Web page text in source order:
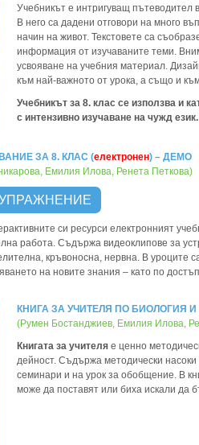
Учебникът е интригуващ пътеводител
В него са дадени отговори на много
начин на живот. Текстовете са
информация от изучаваните теми.
усвояване на учебния материал.
към най-важното от урока, а също и
Учебникът за 8. клас се използва и
с интензивно изучаване на чужд език.
ЗА 8. КЛАС (електронен) – ДЕМО
Емилия Илова, Ренета Петкова)
си ресурси електронният
работа. Съдържа видеоклипове за
кръвоносна, нервна. В уроците
на новите знания – като по
КНИГА ЗА УЧИТЕЛЯ ПО БИОЛОГИЯ
(Румен Бостанджиев, Емилия Илова,
Книгата за учителя е ценно
дейност. Съдържа методически
семинари и на урок за обобщение. В
може да поставят или биха искали да